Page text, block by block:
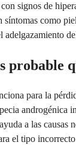
signos de
síntomas como
adelgazamiento
probable
para la
androgénica
a las causas
el tipo